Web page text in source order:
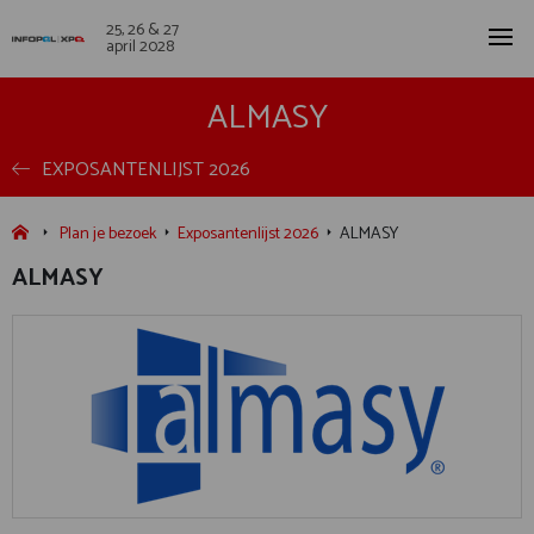
25, 26 & 27
april 2028
ALMASY
EXPOSANTENLIJST 2026
Plan je bezoek Exposantenlijst 2026 ALMASY
ALMASY